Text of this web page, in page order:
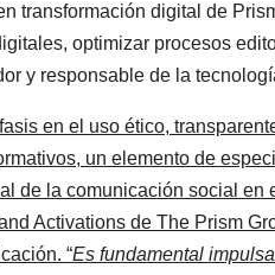
transformación digital de
optimizar procesos
y responsable de la
en el uso ético,
un elemento de
de la comunicación social
Activations de The Prism
“Es fundamental